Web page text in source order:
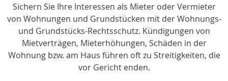
Sichern Sie Ihre Interessen als Mieter oder Vermieter
von Wohnungen und Grundstücken mit der Wohnungs-
und Grundstücks-Rechtsschutz. Kündigungen von
Mietverträgen, Mieterhöhungen, Schäden in der
Wohnung bzw. am Haus führen oft zu Streitigkeiten, die
vor Gericht enden.